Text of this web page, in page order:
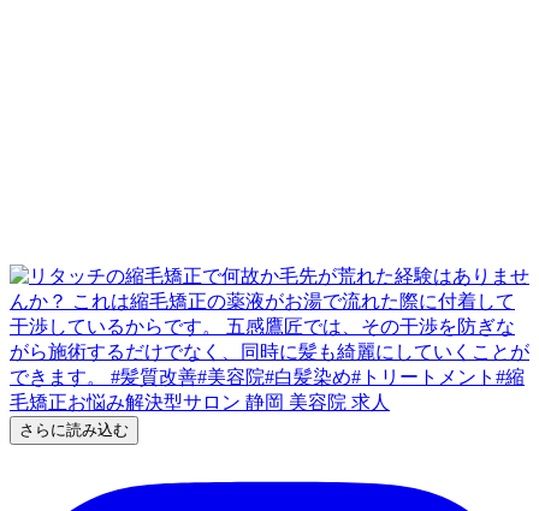
さらに読み込む